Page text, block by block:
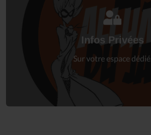
Infos Privées
Sur votre espace dédié.
Connectez-vous